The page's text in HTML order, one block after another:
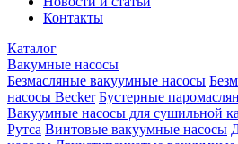
Контакты
Каталог
Вакумные насосы
Безмасляные вакуумные насосы
насосы Becker Бустерные
Вакуумные насосы для сушильной
Рутса Винтовые вакуумные насосы